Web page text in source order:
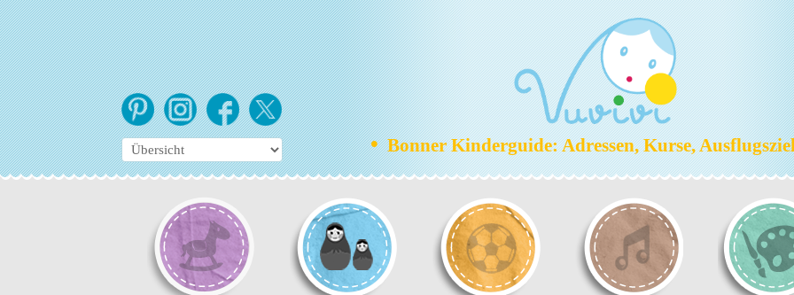
•Bonner Kinderguide: Adressen, Kurse,